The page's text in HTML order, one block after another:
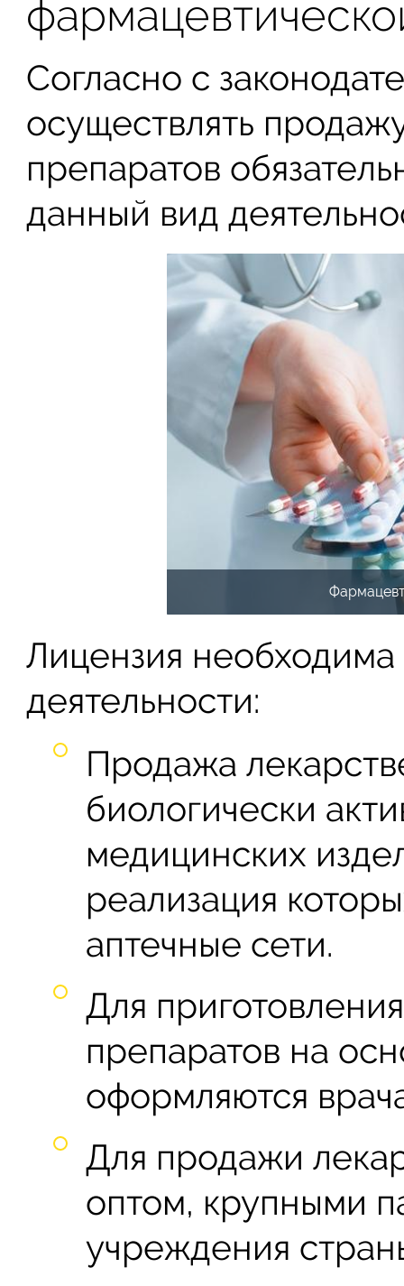
Согласно с
осуществлять
препаратов
данный вид
Лицензия необходима
деятельности:
Продажа
биологически
медицинских
реализация
аптечные сети.
Для
препаратов на
оформляются
Для продажи
оптом, крупными
учреждения